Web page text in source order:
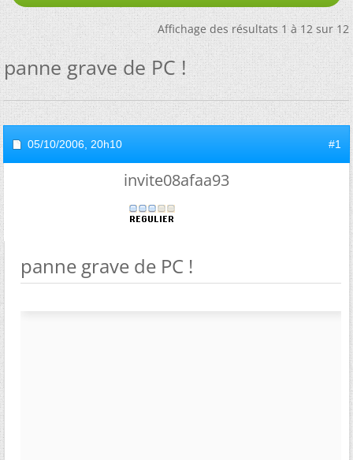
Affichage des résultats 1 à 12 sur 12
panne grave de PC !
05/10/2006, 20h10 #1
invite08afaa93
panne grave de PC !